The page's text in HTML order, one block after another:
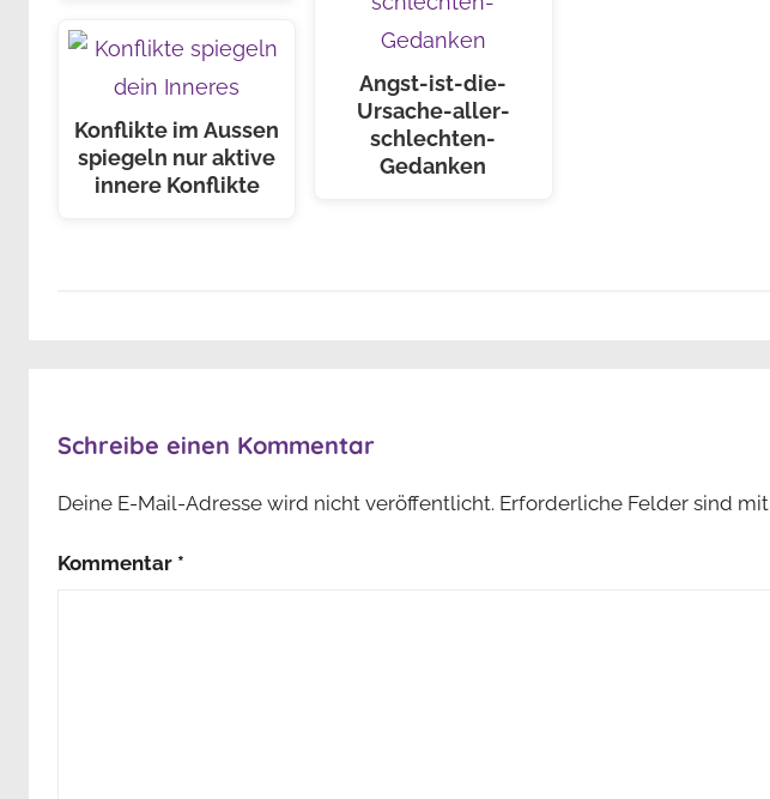
Konflikte im Aussen
spiegeln nur aktive
innere Konflikte
Angst-ist-die-
Ursache-aller-
schlechten-
Gedanken
Schreibe einen Kommentar
Deine E-Mail-Adresse wird nicht veröffentlicht. Erforderliche Felder sind mit
Kommentar *